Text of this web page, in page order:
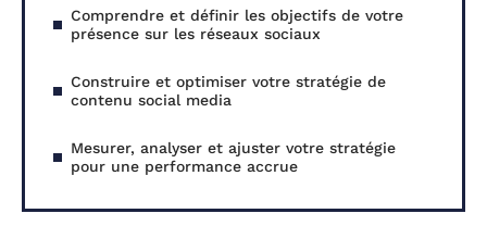
Comprendre et définir les objectifs de votre
présence sur les réseaux sociaux
Construire et optimiser votre stratégie de
contenu social media
Mesurer, analyser et ajuster votre stratégie
pour une performance accrue